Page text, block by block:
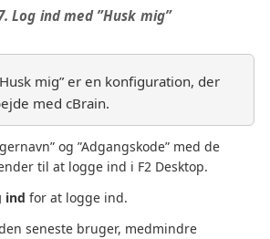
Log ind med ”Husk mig”
mig” er en konfiguration, der
med cBrain.
og ”Adgangskode” med de
til at logge ind i F2 Desktop.
ind for at logge ind.
seneste bruger, medmindre